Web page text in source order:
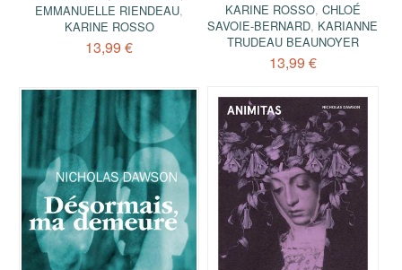
EMMANUELLE RIENDEAU,
KARINE ROSSO
13,99 €
KARINE ROSSO, CHLOÉ
SAVOIE-BERNARD, KARIANNE
TRUDEAU BEAUNOYER
13,99 €